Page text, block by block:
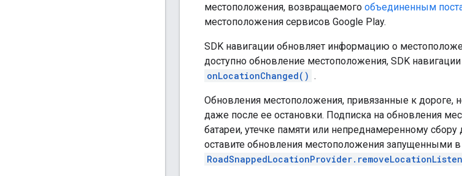
местоположения, возвращаемого объединенным
местоположения сервисов Google Play.
SDK навигации обновляет информацию о
доступно обновление местоположения, SDK
onLocationChanged() .
Обновления местоположения, привязанные к дороге,
даже после ее остановки. Подписка на обновления
батареи, утечке памяти или непреднамеренному
оставите обновления местоположения запущенными